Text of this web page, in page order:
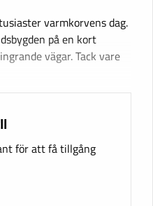
varmkorvens dag.
på en kort
vägar. Tack vare
för att få tillgång